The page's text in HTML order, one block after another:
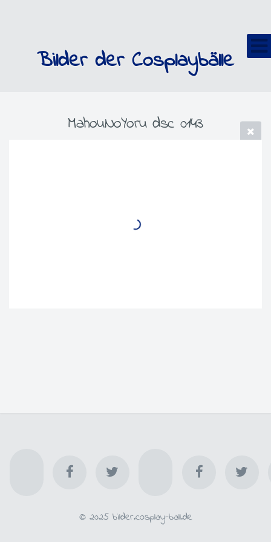
Bilder der Cosplaybälle
MahouNoYoru dsc 0143
© 2025 bilder.cosplay-ball.de